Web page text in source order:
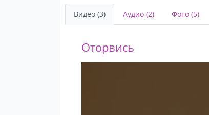
Видео (3) Аудио (2) Фото (5)
Оторвись